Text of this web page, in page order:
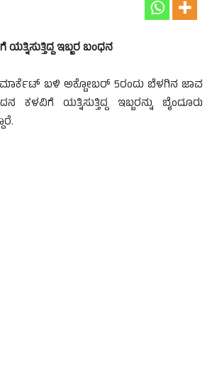
ಇಬ್ಬರ ಬಂಧನ
ಮಾರ್ಕೆಟ್ ಬಳಿ ಅಕ್ಟೋಬರ್ 5ರಂದು ಬೆಳಗಿನ ಜಾವ
ಕಳವಿಗೆ ಯತ್ನಿಸುತ್ತಿದ್ದ ಇಬ್ಬರನ್ನು ಬೈಂದೂರು